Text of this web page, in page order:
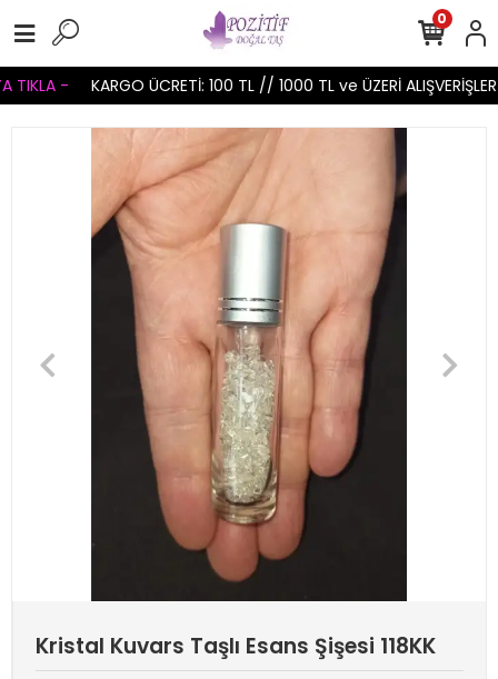
- KARGO ÜCRETİ: 100 TL // 1000 TL ve ÜZERİ
0
Kristal Kuvars Taşlı Esans Şişesi 118KK